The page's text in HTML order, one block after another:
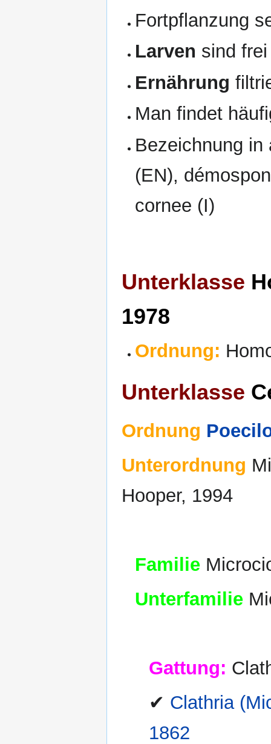
Fortpflanzung
Larven sind
Ernährung
Man findet
Bezeichnung
(EN),
cornee (I)
Unterklasse
1978
Ordnung:
Unterklasse
Ordnung
Unterordnung
Hooper, 1994
Familie
Unterfamilie
Gattung:
✔ Clathria
1862